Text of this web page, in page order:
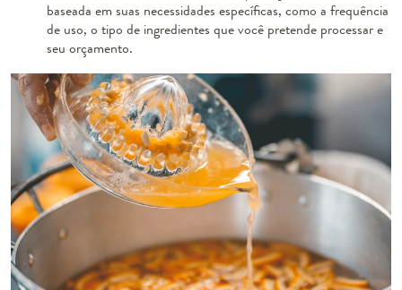
baseada em suas necessidades específicas, como a frequência
de uso, o tipo de ingredientes que você pretende processar e
seu orçamento.